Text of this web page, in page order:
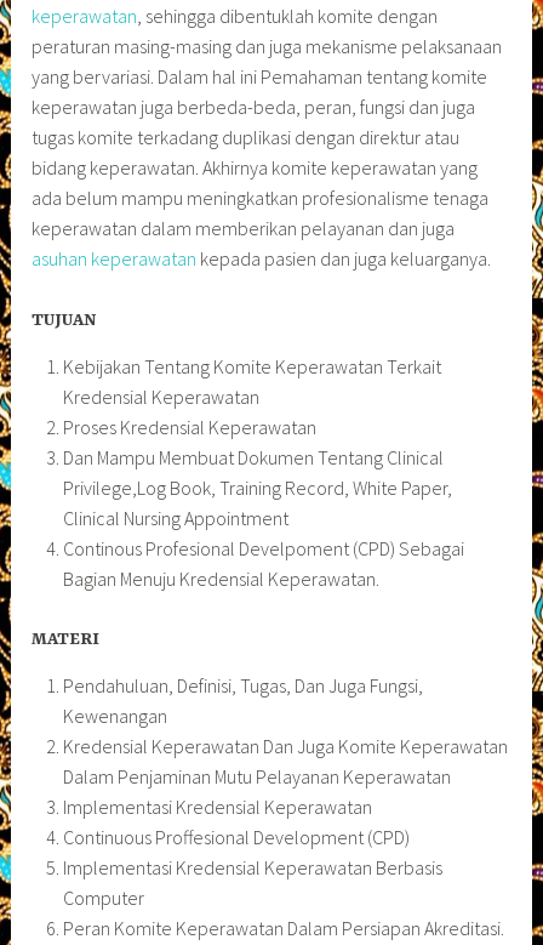
keperawatan, sehingga dibentuklah komite dengan
peraturan masing-masing dan juga mekanisme pelaksanaan
yang bervariasi. Dalam hal ini Pemahaman tentang komite
keperawatan juga berbeda-beda, peran, fungsi dan juga
tugas komite terkadang duplikasi dengan direktur atau
bidang keperawatan. Akhirnya komite keperawatan yang
ada belum mampu meningkatkan profesionalisme tenaga
keperawatan dalam memberikan pelayanan dan juga
asuhan keperawatan kepada pasien dan juga keluarganya.
TUJUAN
Kebijakan Tentang Komite Keperawatan Terkait
Kredensial Keperawatan
Proses Kredensial Keperawatan
Dan Mampu Membuat Dokumen Tentang Clinical
Privilege,Log Book, Training Record, White Paper,
Clinical Nursing Appointment
Continous Profesional Develpoment (CPD) Sebagai
Bagian Menuju Kredensial Keperawatan.
MATERI
Pendahuluan, Definisi, Tugas, Dan Juga Fungsi,
Kewenangan
Kredensial Keperawatan Dan Juga Komite Keperawatan
Dalam Penjaminan Mutu Pelayanan Keperawatan
Implementasi Kredensial Keperawatan
Continuous Proffesional Development (CPD)
Implementasi Kredensial Keperawatan Berbasis
Computer
Peran Komite Keperawatan Dalam Persiapan Akreditasi.